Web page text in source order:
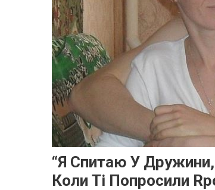
“Я Спитаю У
Коли Ті Попросили